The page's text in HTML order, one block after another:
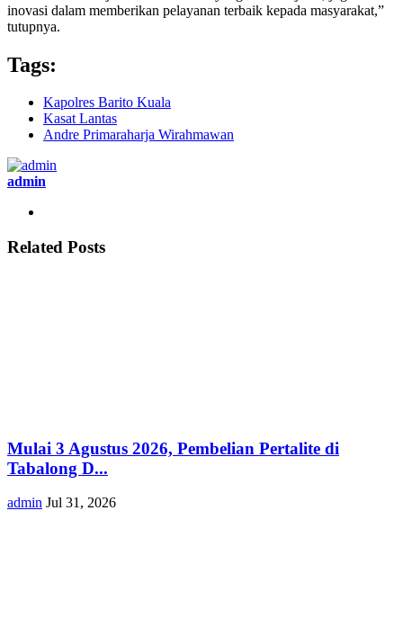
inovasi dalam memberikan pelayanan terbaik kepada masyarakat,”
tutupnya.
Tags:
Kapolres Barito Kuala
Kasat Lantas
Andre Primaraharja Wirahmawan
admin
Related Posts
Mulai 3 Agustus 2026, Pembelian Pertalite di
Tabalong D...
admin Jul 31, 2026